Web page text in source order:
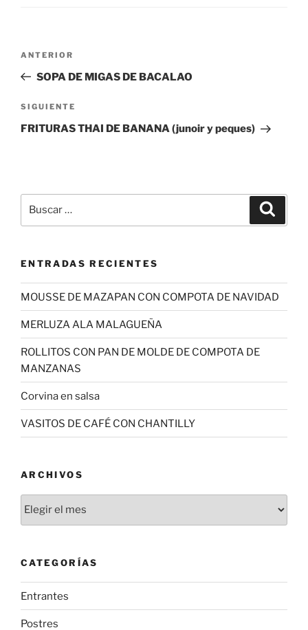
entradas
Entrada
anterior:
ANTERIOR
SOPA DE MIGAS DE BACALAO
Siguiente
entrada
SIGUIENTE
FRITURAS THAI DE BANANA (junoir y peques)
por:
ENTRADAS RECIENTES
MOUSSE DE MAZAPAN CON COMPOTA DE NAVIDAD
MERLUZA ALA MALAGUEÑA
ROLLITOS CON PAN DE MOLDE DE COMPOTA DE
MANZANAS
Corvina en salsa
VASITOS DE CAFÉ CON CHANTILLY
ARCHIVOS
CATEGORÍAS
Entrantes
Postres